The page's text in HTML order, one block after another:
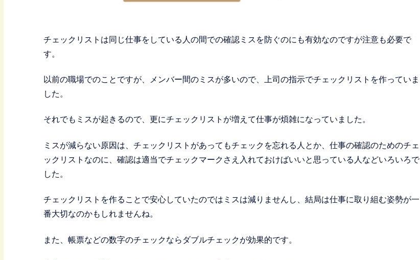
チェックリストは同じ仕事をしている人の間での確認ミスを防ぐのにも有効なのですが注意も必要で
す。
以前の職場でのことですが、メンバー間のミスが多いので、上司の指示でチェックリストを作っていま
した。
それでもミスが起きるので、更にチェックリストが増えて仕事が煩雑になっていました。
ミスが減らない原因は、チェックリストがあってもチェックを忘れる人とか、仕事の確認のためのチェ
ックリストなのに、確認は適当でチェックマークさえ入れておけばいいと思っている人などいろいろで
した。
チェックリストを作ることで安心していたのではミスは減りませんし、結局は仕事に取り組む姿勢が一
番大切なのかもしれませんね。
また、帳票などの数字のチェックならダブルチェックが効果的です。